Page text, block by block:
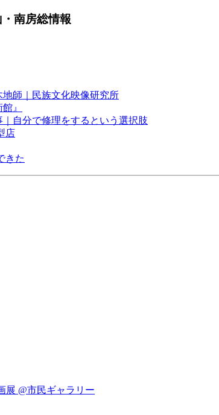
・南房総情報
師｜民族文化映像研究所
』
自分で修理をするという選択肢
店
きた
展 @市民ギャラリー